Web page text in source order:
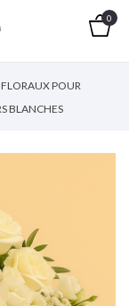
0
POUR
BLANCHES